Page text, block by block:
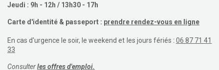
Jeudi : 9h - 12h / 13h30 - 17h
Carte d'identité & passeport : prendre rendez-vous en ligne
En cas d'urgence le soir, le weekend et les jours fériés : 06 87 71 41
33
Consulterles offres d'emploi.